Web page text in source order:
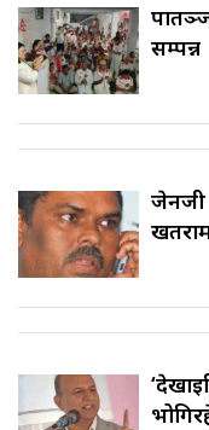
सम्पन्न
जेनजी